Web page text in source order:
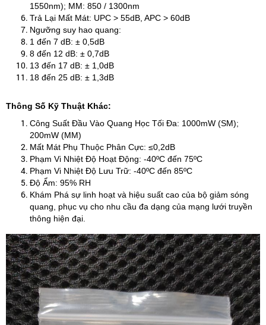
1550nm); MM: 850 / 1300nm
Trả Lại Mất Mát: UPC > 55dB, APC > 60dB
Ngưỡng suy hao quang:
1 đến 7 dB: ± 0,5dB
8 đến 12 dB: ± 0,7dB
13 đến 17 dB: ± 1,0dB
18 đến 25 dB: ± 1,3dB
Thông Số Kỹ Thuật Khác:
Công Suất Đầu Vào Quang Học Tối Đa: 1000mW (SM);
200mW (MM)
Mất Mát Phụ Thuộc Phân Cực: ≤0,2dB
Phạm Vi Nhiệt Độ Hoạt Động: -40ºC đến 75ºC
Phạm Vi Nhiệt Độ Lưu Trữ: -40ºC đến 85ºC
Độ Ẩm: 95% RH
Khám Phá sự linh hoạt và hiệu suất cao của bộ giảm sóng
quang, phục vụ cho nhu cầu đa dạng của mạng lưới truyền
thông hiện đại.